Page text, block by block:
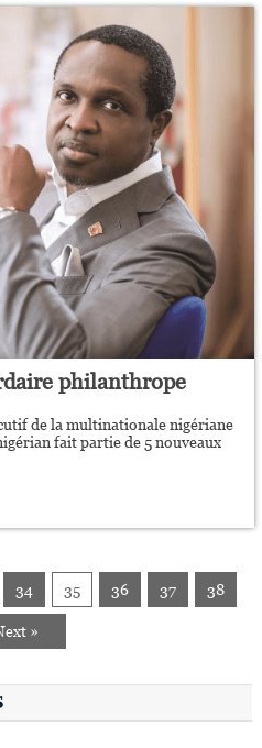
philanthrope
de la multinationale nigériane
fait partie de 5 nouveaux
34 35 36 37 38
»